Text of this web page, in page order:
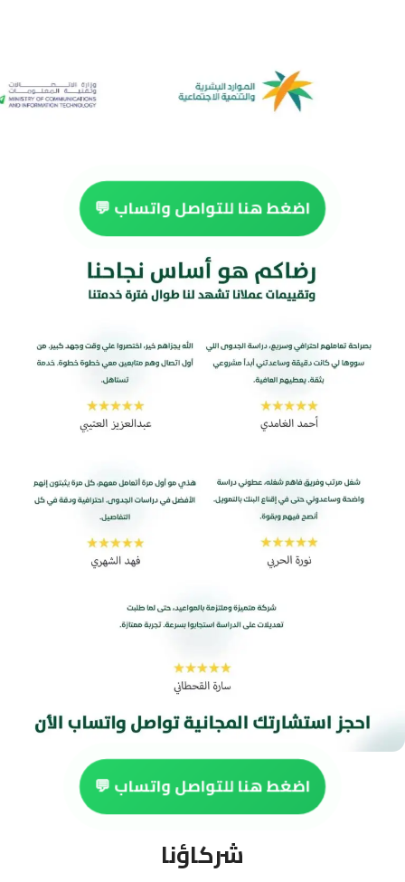
اضغط هنا للتواصل واتساب 💬
اضغط هنا للتواصل واتساب 💬
شركاؤنا